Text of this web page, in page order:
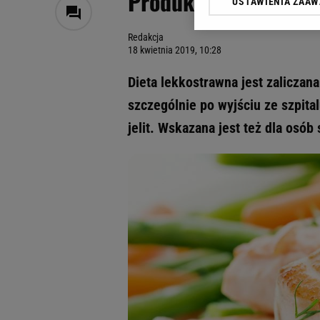
Redakcja
18 kwietnia 2019, 10:28
Dieta lekkostrawna jest
szczególnie po wyjściu ze
jelit. Wskazana jest też dla
Klikając „Akceptuję”
odnośnik „Ustawienia
My, nasi Zaufani
Użycie dokładnych
Przechowywanie